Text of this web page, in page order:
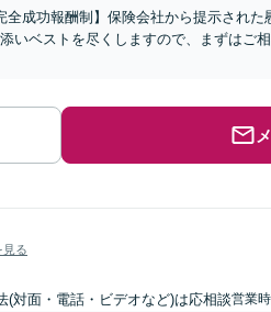
全成功報酬制】保険会社から提示され
いベストを尽くしますので、まずはご
見る
(対面・電話・ビデオなど)は応相談営業